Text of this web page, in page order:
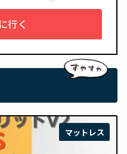
行く
マットレス